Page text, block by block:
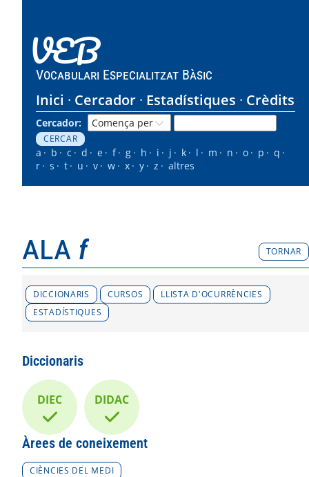
VEB
Vocabulari Especialitzat Bàsic
Inici Cercador Estadístiques Crèdits
Cercador:
a b c d e f g h i j k l m n o p
q
r
s t u v w x y z altres
ala f TORNAR
DICCIONARIS CURSOS
LLISTA D'OCURRÈNCIES
ESTADÍSTIQUES
Diccionaris
DIEC DIDAC
Àrees de coneixement
CIÈNCIES DEL MEDI